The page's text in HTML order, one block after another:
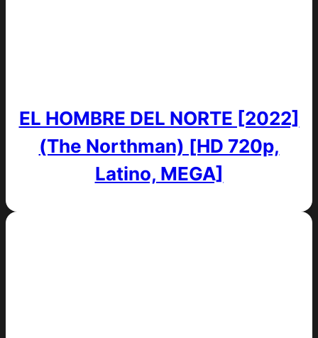
EL HOMBRE DEL NORTE [2022]
(The Northman) [HD 720p,
Latino, MEGA]